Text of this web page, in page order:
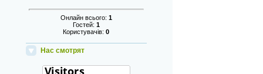
Онлайн всього: 1
Гостей: 1
Користувачів:0
Нас смотрят